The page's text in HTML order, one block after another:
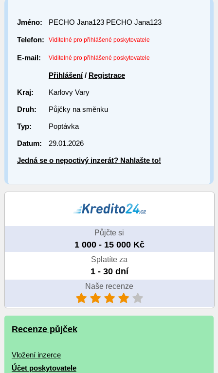
Jméno: PECHO Jana123 PECHO Jana123
Telefon: Viditelné pro přihlášené poskytovatele
E-mail: Viditelné pro přihlášené poskytovatele
Přihlášení/ Registrace
Kraj: Karlovy Vary
Druh: Půjčky na směnku
Typ: Poptávka
Datum: 29.01.2026
Jedná se o nepoctivý inzerát? Nahlašte to!
Půjčte si
1 000 - 15 000 Kč
Splatíte za
1 - 30 dní
Naše recenze
Recenze půjček
Vložení inzerce
Účet poskytovatele